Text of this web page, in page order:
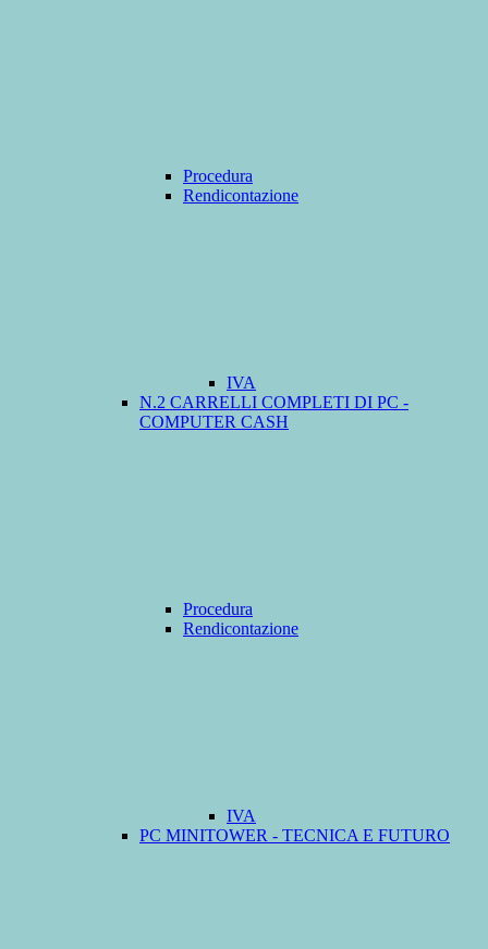
Procedura
Rendicontazione
IVA
N.2 CARRELLI COMPLETI DI PC -
COMPUTER CASH
Procedura
Rendicontazione
IVA
PC MINITOWER - TECNICA E FUTURO